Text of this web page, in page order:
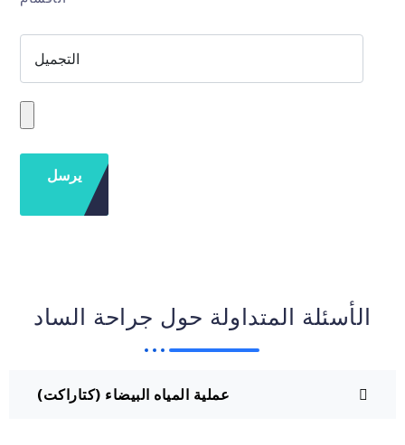
الأسئلة المتداولة حول جراحة الساد
عملية المياه البيضاء (كتاراكت)